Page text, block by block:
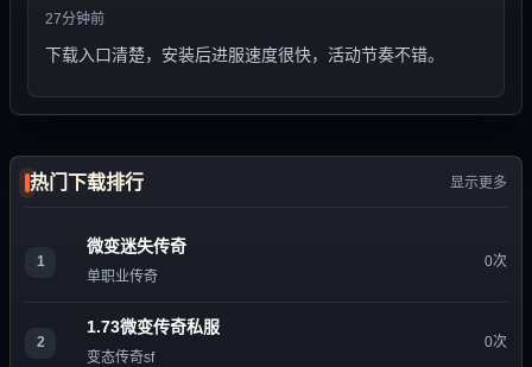
27分钟前
下载入口清楚，安装后进服速度很快，活动节奏不错。
热门下载排行 显示更多
1
微变迷失传奇
单职业传奇
0次
2
1.73微变传奇私服
变态传奇sf
0次